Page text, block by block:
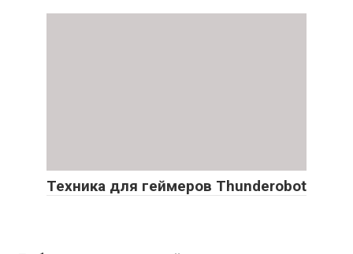
Техника для геймеров Тhunderobot